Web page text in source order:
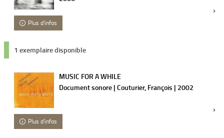
Plus d'infos
1 exemplaire disponible
MUSIC FOR A WHILE
Document sonore | Couturier, François | 2002
Plus d'infos